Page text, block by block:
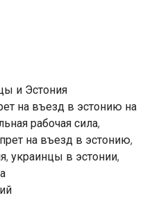
и Эстония
на въезд в эстонию на
рабочая сила,
на въезд в эстонию,
, украинцы в эстонии,